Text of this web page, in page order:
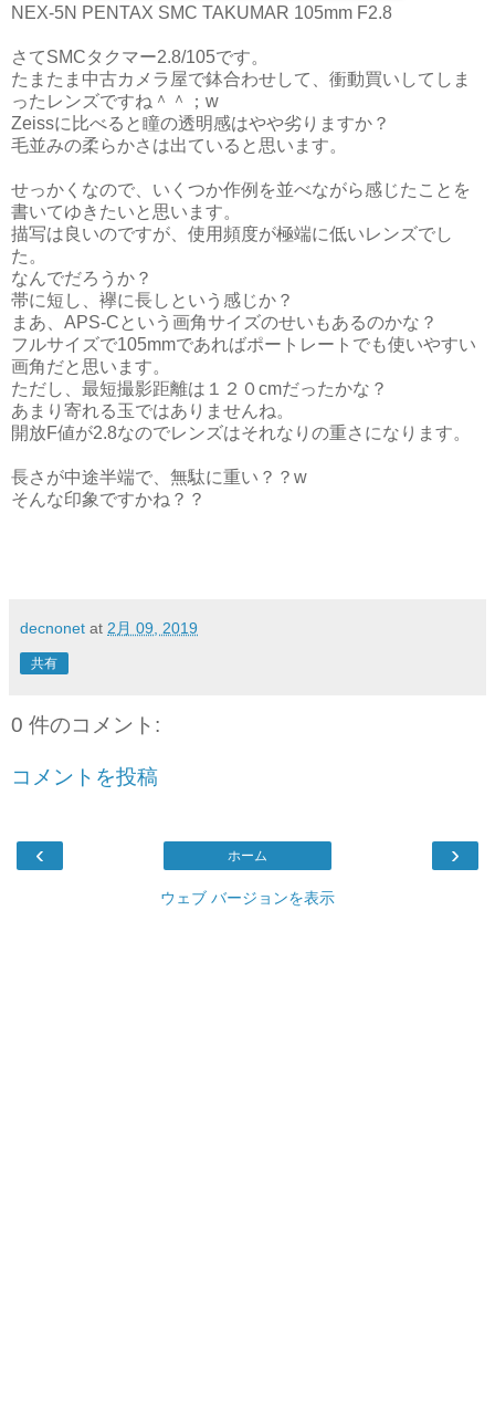
NEX-5N PENTAX SMC TAKUMAR 105mm F2.8
さてSMCタクマー2.8/105です。
たまたま中古カメラ屋で鉢合わせして、衝動買いしてしま
ったレンズですね＾＾；w
Zeissに比べると瞳の透明感はやや劣りますか？
毛並みの柔らかさは出ていると思います。
せっかくなので、いくつか作例を並べながら感じたことを
書いてゆきたいと思います。
描写は良いのですが、使用頻度が極端に低いレンズでし
た。
なんでだろうか？
帯に短し、襷に長しという感じか？
まあ、APS-Cという画角サイズのせいもあるのかな？
フルサイズで105mmであればポートレートでも使いやすい
画角だと思います。
ただし、最短撮影距離は１２０cmだったかな？
あまり寄れる玉ではありませんね。
開放F値が2.8なのでレンズはそれなりの重さになります。
長さが中途半端で、無駄に重い？？w
そんな印象ですかね？？
decnonet at 2月 09, 2019
共有
0 件のコメント:
コメントを投稿
‹ ›
ホーム
ウェブ バージョンを表示